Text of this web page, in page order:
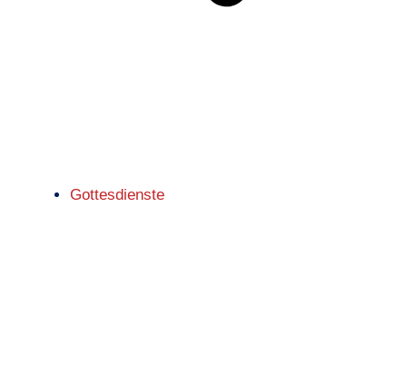
Gottesdienste